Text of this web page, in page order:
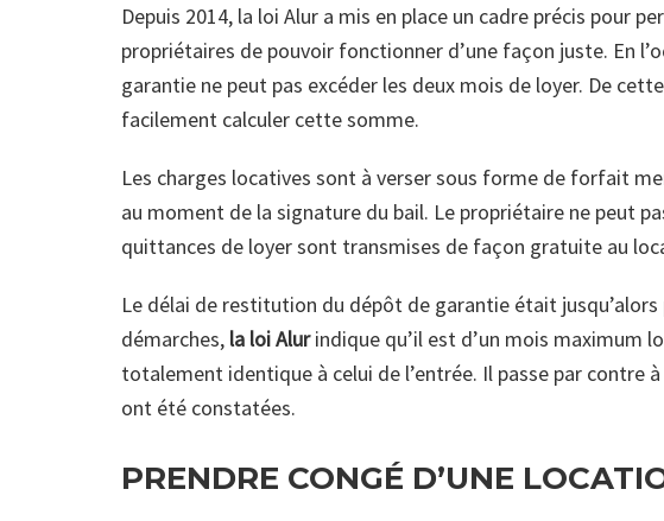
Depuis 2014, la loi Alur a mis en place un cadre précis pour
propriétaires de pouvoir fonctionner d’une façon juste. En
garantie ne peut pas excéder les deux mois de loyer. De
facilement calculer cette somme.
Les charges locatives sont à verser sous forme de forfait
au moment de la signature du bail. Le propriétaire ne peut
quittances de loyer sont transmises de façon gratuite au
Le délai de restitution du dépôt de garantie était
démarches, la loi Alurindique qu’il est d’un mois maximum
totalement identique à celui de l’entrée. Il passe par contre
ont été constatées.
PRENDRE CONGÉ D’UNE